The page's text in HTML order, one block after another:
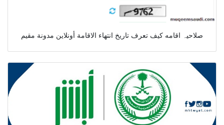
صلاحیہ اقامه كيف تعرف تاريخ انتهاء الاقامة أونلاين مدونة مقيم